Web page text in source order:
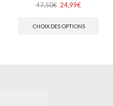
47,50€ 24,99€
CHOIX DES OPTIONS